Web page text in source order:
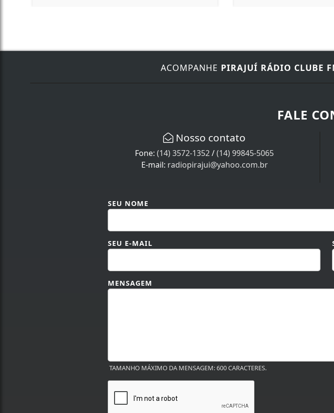
ACOMPANHE PIRAJUÍ RÁDIO CLUBE
FALE
Nosso contato
Fone:(14) 3572-1352/(14) 99845-5065
E-mail: radiopirajui@yahoo.com.br
SEU NOME
SEU E-MAIL
MENSAGEM
TAMANHO MÁXIMO DA MENSAGEM: 600 CARACTERES.